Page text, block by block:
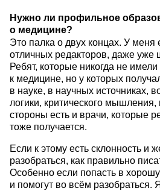
Нужно ли профильное
о медицине?
Это палка о двух концах. У меня
отличных редакторов, даже уже
Ребят, которые никогда не
к медицине, но у которых
в науке, в научных источниках,
логики, критического
стороны есть и врачи, которые
тоже получается.
Если к этому есть склонность и
разобраться, как правильно
Особенно если попасть в
и помогут во всём разобраться.